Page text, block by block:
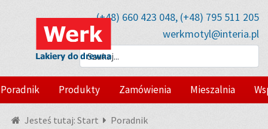
(+48) 660 423 048, (+48) 795 511 205
werkmotyl@interia.pl
Poradnik Produkty Zamówienia Mieszalnia
Jesteś tutaj: Start Poradnik